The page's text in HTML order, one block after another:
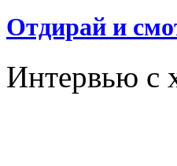
Отдирай и
Интервью с